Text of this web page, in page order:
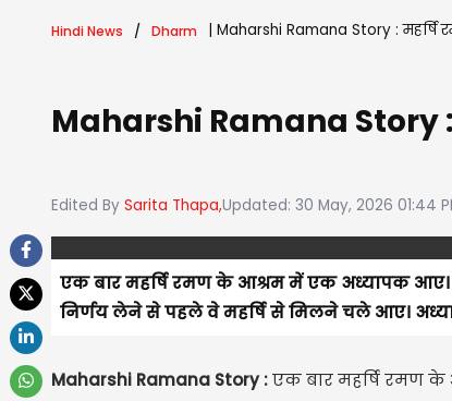
Hindi News Dharm Maharshi Ramana Story :
Maharshi Ramana Story
Edited By Sarita Thapa,Updated: 30 May, 2026 01:44
एक बार महर्षि रमण के आश्रम में एक अध्यापक
निर्णय लेने से पहले वे महर्षि से मिलने चले आए।
Maharshi Ramana Story :एक बार महर्षि रमण